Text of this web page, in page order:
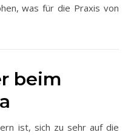
was für die Praxis von
beim
ist, sich zu sehr auf die